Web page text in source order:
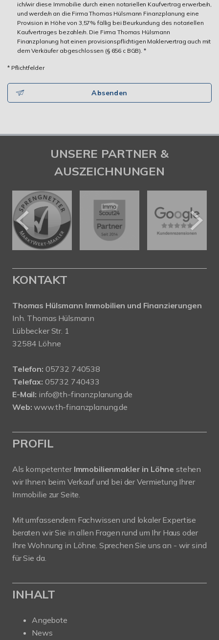
ich/wir diese Immobilie durch einen notariellen Kaufvertrag erwerbe/n,
und werde/n an die Firma Thomas Hülsmann Finanzplanung eine
Provision in Höhe von 3,57% fällig bei Beurkundung des notariellen
Kaufvertrages bezahle/n. Die Firma Thomas Hülsmann
Finanzplanung hat einen provisionspflichtigen Maklervertrag auch mit
dem Verkäufer abgeschlossen (§ 656 c BGB). *
* Pflichtfelder
Absenden
UNSERE PARTNER &
AUSZEICHNUNGEN
KONTAKT
Thomas Hülsmann Immobilien und Finanzierungen
Inh. Thomas Hülsmann
Lübbecker Str. 1
32584 Löhne
Telefon: 05732 740538
Telefax: 05732 740433
E-Mail: info@th-finanzplanung.de
Web: www.th-finanzplanung.de
PROFIL
Als kompetenter Immobilienmakler in Löhne stehen
wir Ihnen beim Verkauf und bei der Vermietung Ihrer
Immobilie zur Seite.
Mit umfassendem Fachwissen und lokaler Expertise
beraten wir Sie in allen Fragen rund um Ihr Haus oder
Ihre Wohnung in Löhne. Sprechen Sie uns an - wir sind
für Sie da.
INHALT
Angebote
News